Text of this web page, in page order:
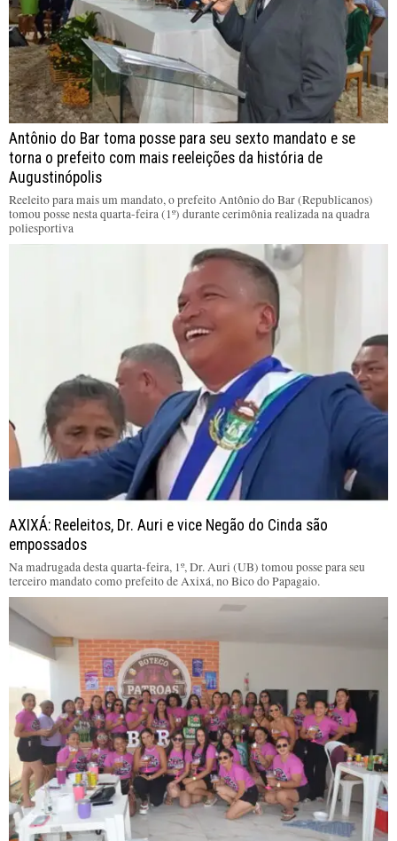
Antônio do Bar toma posse para seu sexto mandato e se
torna o prefeito com mais reeleições da história de
Augustinópolis
Reeleito para mais um mandato, o prefeito Antônio do Bar (Republicanos)
tomou posse nesta quarta-feira (1º) durante cerimônia realizada na quadra
poliesportiva
AXIXÁ: Reeleitos, Dr. Auri e vice Negão do Cinda são
empossados
Na madrugada desta quarta-feira, 1º, Dr. Auri (UB) tomou posse para seu
terceiro mandato como prefeito de Axixá, no Bico do Papagaio.